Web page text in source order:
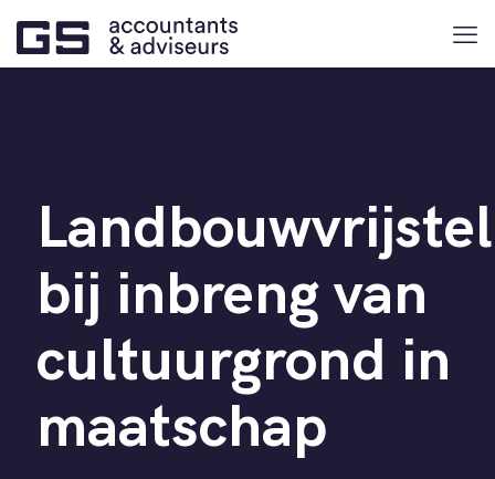
bij inbreng van
cultuurgrond in
maatschap